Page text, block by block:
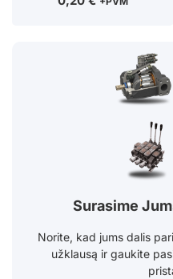
Surasime
Norite, kad jums dalis
užklausą ir gaukite